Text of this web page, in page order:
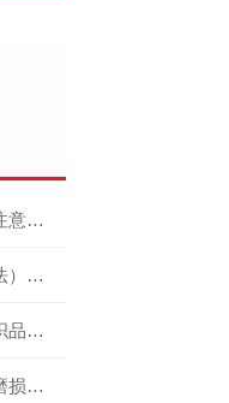
使用动态耐折试验机需要注意哪些细节
织物起毛起球仪（圆轨迹法）标准尼龙刷试验报告
箱式起毛起球仪在不同纺织品中的应用
织物平磨仪应对不同织物磨损特性的方法与技巧